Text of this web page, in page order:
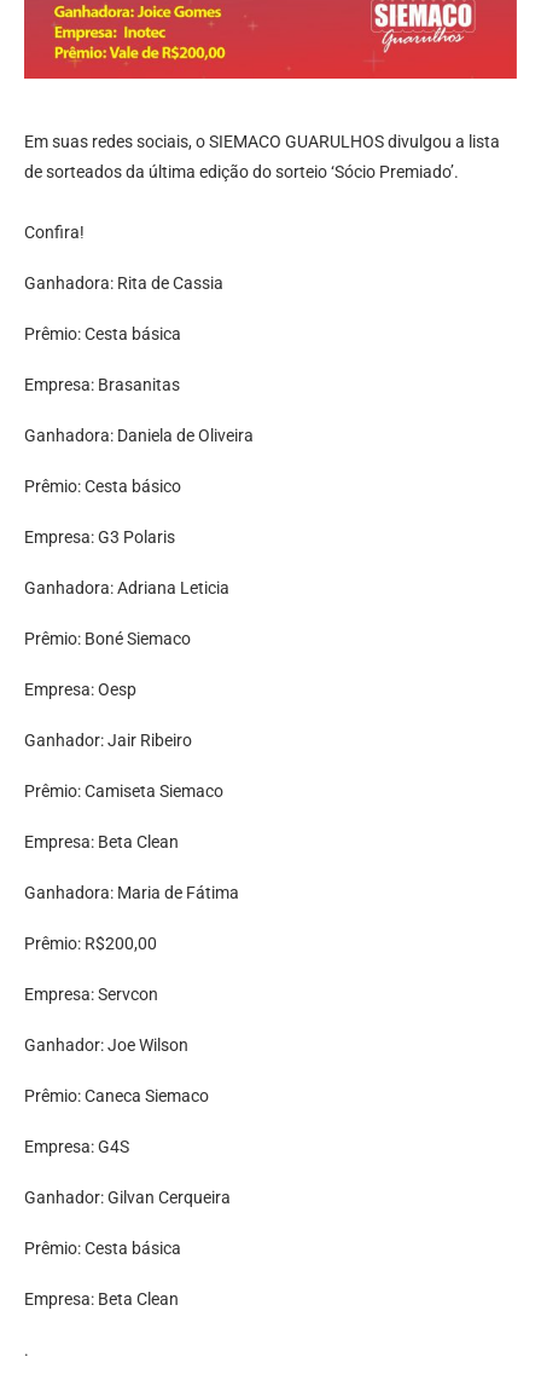
Em suas redes sociais, o SIEMACO GUARULHOS divulgou a lista
de sorteados da última edição do sorteio ‘Sócio Premiado’.
Confira!
Ganhadora: Rita de Cassia
Prêmio: Cesta básica
Empresa: Brasanitas
Ganhadora: Daniela de Oliveira
Prêmio: Cesta básico
Empresa: G3 Polaris
Ganhadora: Adriana Leticia
Prêmio: Boné Siemaco
Empresa: Oesp
Ganhador: Jair Ribeiro
Prêmio: Camiseta Siemaco
Empresa: Beta Clean
Ganhadora: Maria de Fátima
Prêmio: R$200,00
Empresa: Servcon
Ganhador: Joe Wilson
Prêmio: Caneca Siemaco
Empresa: G4S
Ganhador: Gilvan Cerqueira
Prêmio: Cesta básica
Empresa: Beta Clean
.